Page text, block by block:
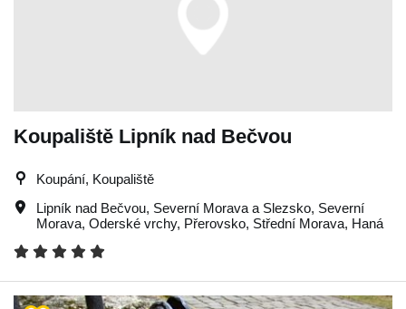
Koupaliště Lipník nad Bečvou
Koupání, Koupaliště
Lipník nad Bečvou, Severní Morava a Slezsko, Severní
Morava, Oderské vrchy, Přerovsko, Střední Morava, Haná